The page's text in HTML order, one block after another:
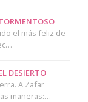
el más feliz de
DESIERTO
A Zafar
maneras:…